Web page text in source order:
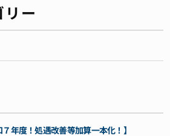
リー
７年度！処遇改善等加算一本化！】